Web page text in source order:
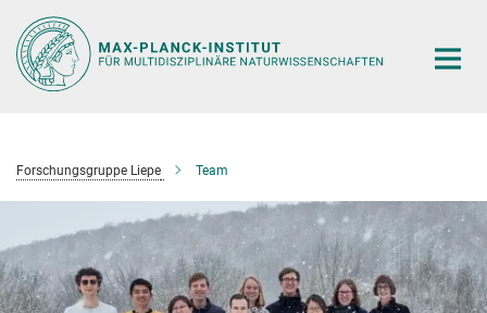
Hauptinhalt
Forschungsgruppe Liepe Team